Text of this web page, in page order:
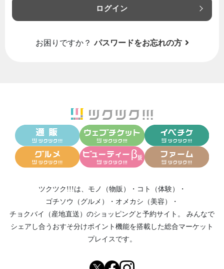
ログイン
お困りですか？ パスワードをお忘れの方
ツクツク!!!は、 モノ（物販） ・ コト（体験）
・
ゴチソウ（グルメ）
・ オメカシ（美容）
・
チョクバイ（産地直送） のショッピングと予約サイト。
みんなで
シェアし合う おすそ分けポイント機能を搭載した総合マーケット
プレイスです。